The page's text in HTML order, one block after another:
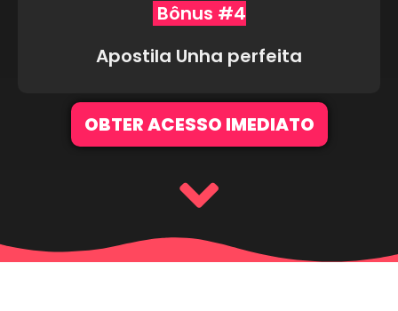
Bônus #4
Apostila Unha perfeita
OBTER ACESSO IMEDIATO